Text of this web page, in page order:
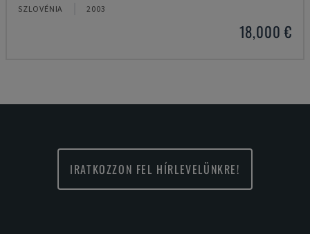
SZLOVÉNIA 2003
18,000 €
IRATKOZZON FEL HÍRLEVELÜNKRE!